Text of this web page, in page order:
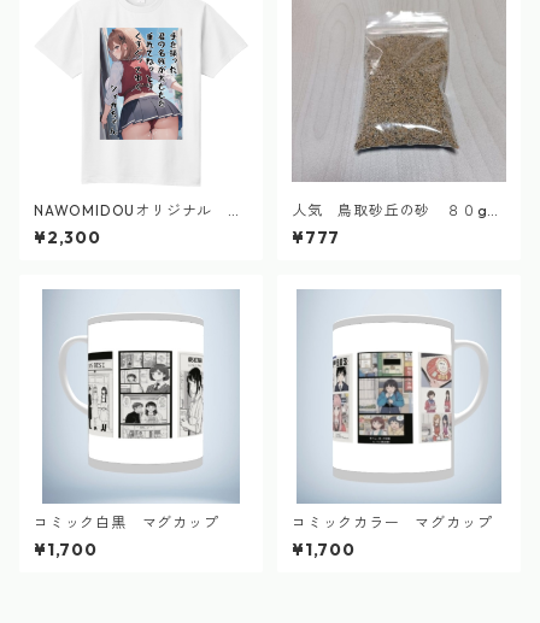
NAWOMIDOUオリジナル シ
ィカちゃん 短歌Tシャツ 2
024.9
¥2,300
人気 鳥取砂丘の砂 ８０g
自然採集
¥777
コミック白黒 マグカップ
¥1,700
コミックカラー マグカップ
¥1,700